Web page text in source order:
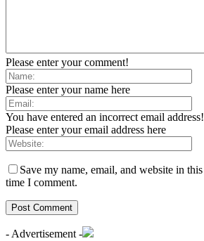
Please enter your comment!
Please enter your name here
You have entered an incorrect email address!
Please enter your email address here
Save my name, email, and website in
time I comment.
- Advertisement -